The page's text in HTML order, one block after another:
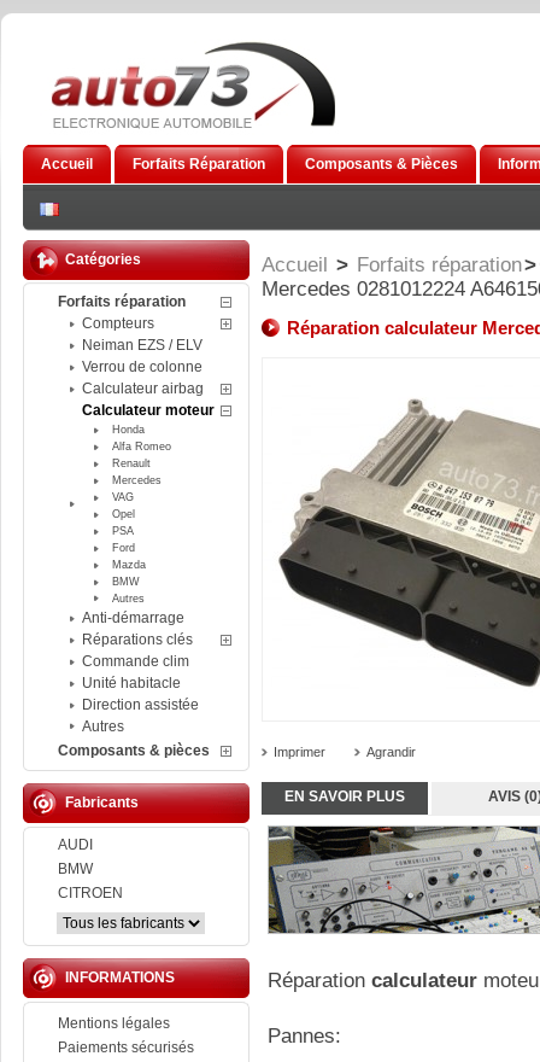
Accueil Forfaits Réparation Composants & Pièces
Catégories
Forfaits réparation
Compteurs
Neiman EZS / ELV
Verrou de colonne
Calculateur airbag
Calculateur moteur
Honda
Alfa Romeo
Renault
Mercedes
VAG
Opel
PSA
Ford
Mazda
BMW
Autres
Anti-démarrage
Réparations clés
Commande clim
Unité habitacle
Direction assistée
Autres
Composants & pièces
Fabricants
AUDI
BMW
CITROEN
INFORMATIONS
Mentions légales
Paiements sécurisés
Accueil > Forfaits réparation>
Mercedes 0281012224
Réparation calculateur
Imprimer Agrandir
EN SAVOIR PLUS AVIS
Réparation calculateur
Pannes: